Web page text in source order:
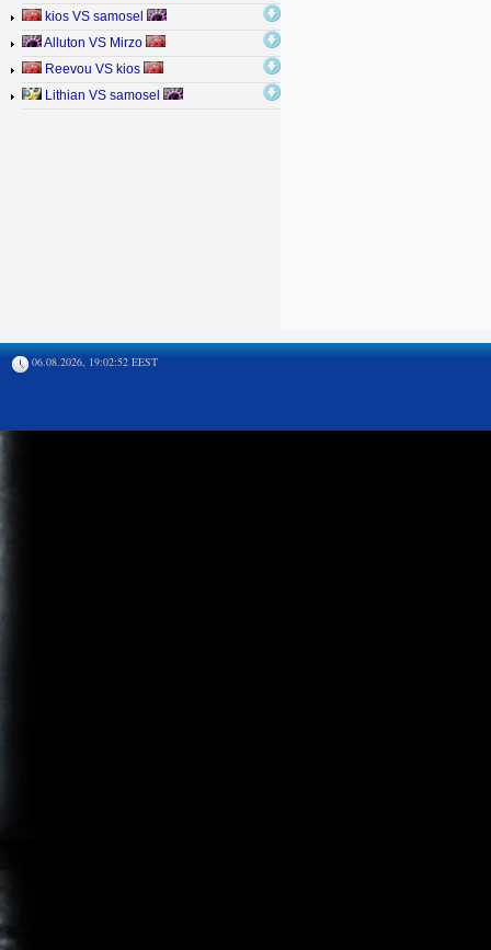
kios VS samosel
Alluton VS Mirzo
Reevou VS kios
Lithian VS samosel
06.08.2026, 19:02:52 EEST